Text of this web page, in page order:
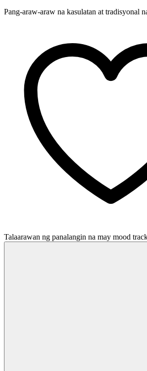
Pang-araw-araw na kasulatan at tradisyonal
Talaarawan ng panalangin na may mood